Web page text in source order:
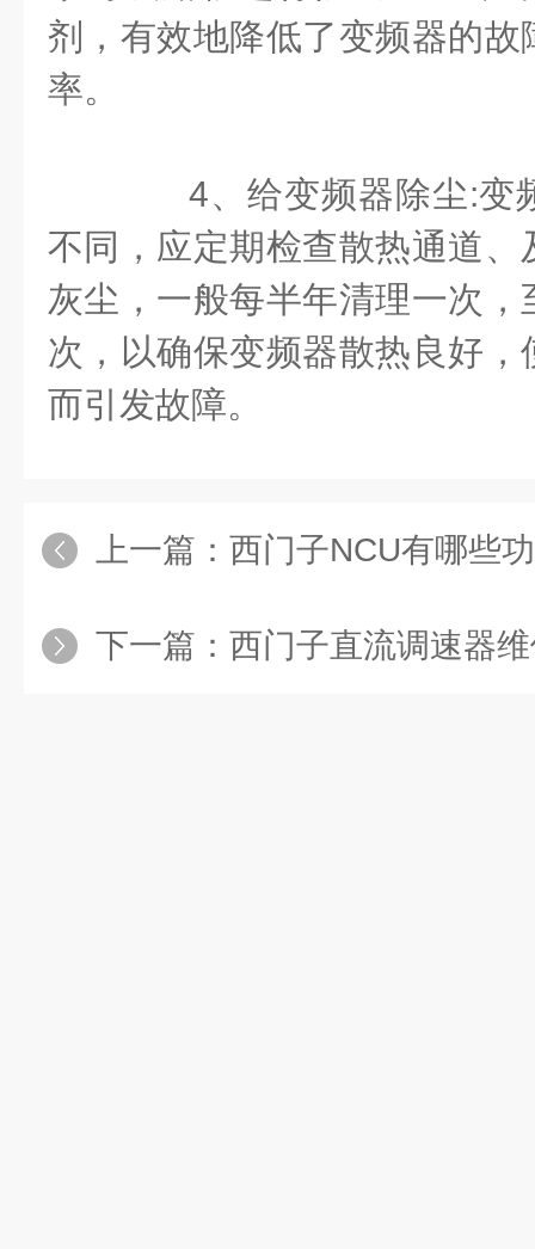
剂，有效地降低了变频器的
率。
4、给变频器除尘:变
不同，应定期检查散热通道
灰尘，一般每半年清理一次
次，以确保变频器散热良好
而引发故障。
上一篇： 西门子NCU有哪些
下一篇： 西门子直流调速器